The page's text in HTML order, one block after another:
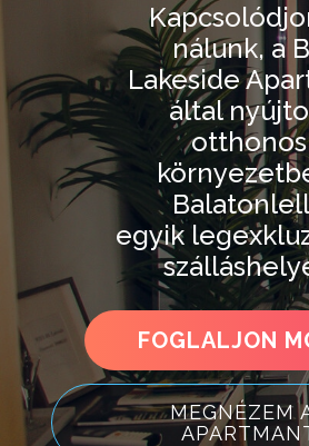
nálunk, a
Lakeside
által
otthonos
egyik
FOGLALJON
MEGNÉZEM